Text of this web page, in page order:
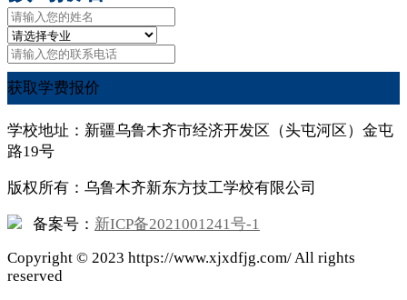
获取学费报价
学校地址：新疆乌鲁木齐市经济开发区（头屯河区）金屯
路19号
版权所有：乌鲁木齐新东方技工学校有限公司
备案号： 新ICP备2021001241号-1
Copyright © 2023 https://www.xjxdfjg.com/ All rights
reserved